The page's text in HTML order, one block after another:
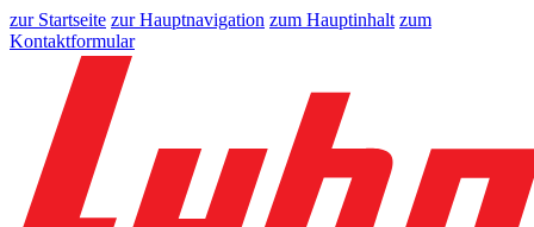
zur Startseite zur Hauptnavigation zum Hauptinhalt zum
Kontaktformular